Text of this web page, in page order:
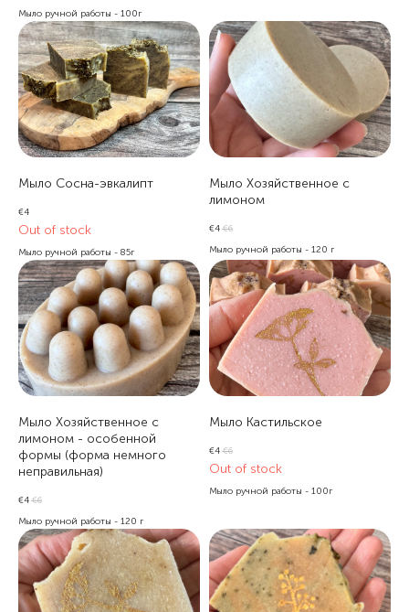
Мыло ручной работы - 100г
Мыло Сосна-эвкалипт
€4
Out of stock
Мыло ручной работы - 85г
Мыло Хозяйственное с
лимоном
€4 €6
Мыло ручной работы - 120 г
Мыло Хозяйственное с
лимоном - особенной
формы (форма немного
неправильная)
€4 €6
Мыло ручной работы - 120 г
Мыло Кастильское
€4 €6
Out of stock
Мыло ручной работы - 100г